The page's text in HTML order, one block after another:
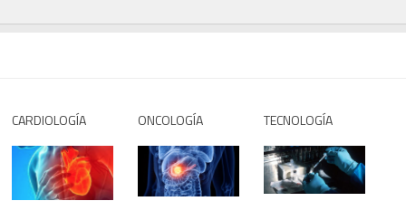
CARDIOLOGÍA ONCOLOGÍA TECNOLOGÍA